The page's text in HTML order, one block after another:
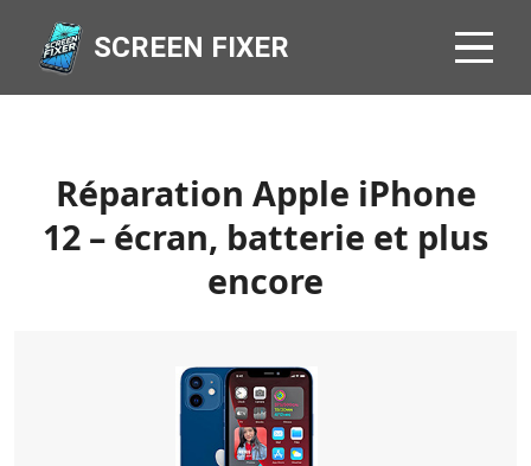
SCREEN FIXER
Réparation Apple iPhone
12 – écran, batterie et plus
encore